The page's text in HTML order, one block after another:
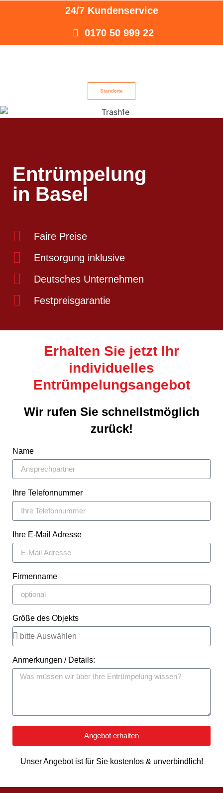
24/7 Kundenservice
0170 50 999 22
Standorte
Entrümpelung
in Basel
Faire Preise
Entsorgung inklusive
Deutsches Unternehmen
Festpreisgarantie
Erhalten Sie jetzt Ihr
individuelles
Entrümpelungsangebot
Wir rufen Sie schnellstmöglich
zurück!
Name
Ihre Telefonnummer
Ihre E-Mail Adresse
Firmenname
Größe des Objekts
Anmerkungen / Details:
Angebot erhalten
Unser Angebot ist für Sie kostenlos & unverbindlich!